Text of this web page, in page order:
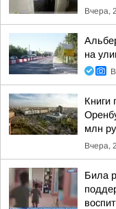
Вчера,
на
Книги
млн
Вчера,
Била